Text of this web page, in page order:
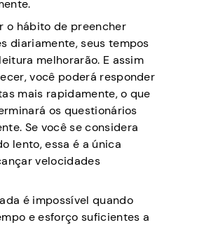
o hábito de preencher
diariamente, seus tempos
melhorarão. E assim
você poderá responder
mais rapidamente, o que
os questionários
Se você se considera
lento, essa é a única
velocidades
é impossível quando
e esforço suficientes a